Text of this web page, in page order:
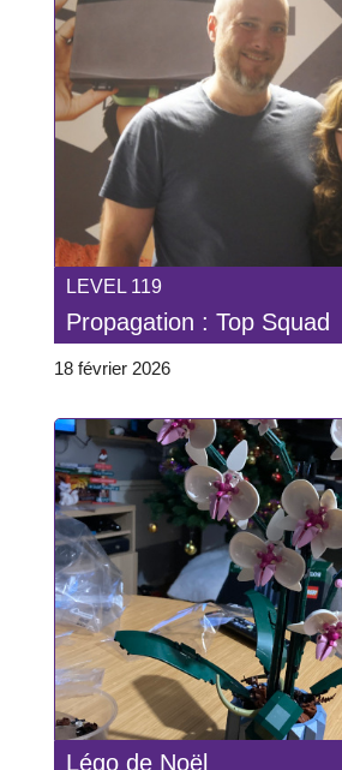
LEVEL 119
Propagation : Top Squad
18 février 2026
Légo de Noël